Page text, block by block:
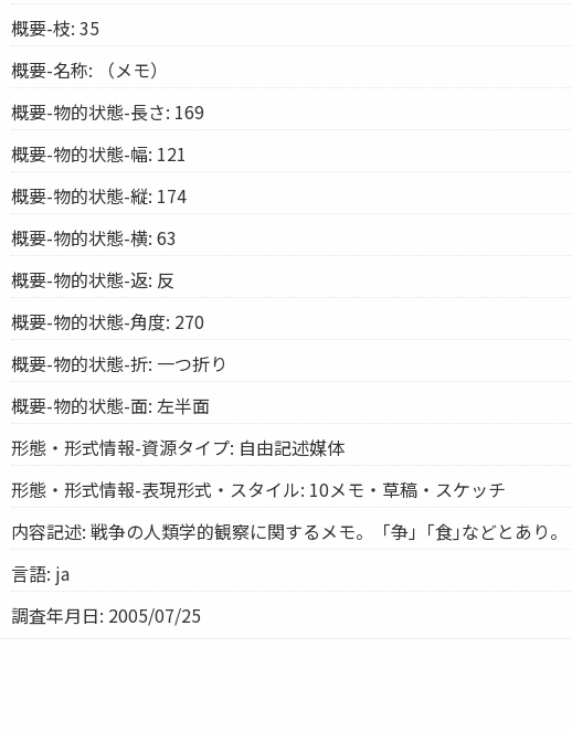
概要-枝: 35
概要-名称: （メモ）
概要-物的状態-長さ: 169
概要-物的状態-幅: 121
概要-物的状態-縦: 174
概要-物的状態-横: 63
概要-物的状態-返: 反
概要-物的状態-角度: 270
概要-物的状態-折: 一つ折り
概要-物的状態-面: 左半面
形態・形式情報-資源タイプ: 自由記述媒体
形態・形式情報-表現形式・スタイル: 10メモ・草稿・スケッチ
内容記述: 戦争の人類学的観察に関するメモ。「争」｢食｣などとあり。
言語: ja
調査年月日: 2005/07/25